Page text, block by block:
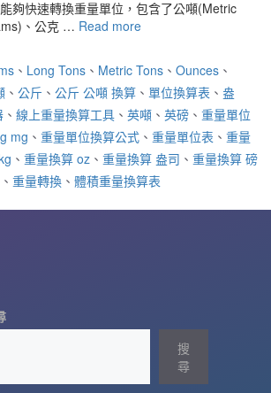
夠快速轉換重量單位，包含了公噸(Metric
、公克 … Read more
、 Long Tons 、 Metric Tons 、Ounces 、
、 公斤 、 公斤 公噸 換算 、 單位換算表 、 盎
、 線上重量換算工具 、 英噸 、 英磅 、 重量單位
mg 、 重量單位換算公式 、 重量單位表 、 重量
、 重量換算 oz 、 重量換算 盎司 、 重量換算 磅
、 重量轉換 、 體積重量換算表
搜
尋